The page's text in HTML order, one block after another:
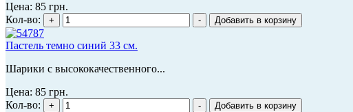
Цена: 85 грн.
Кол-во:
Пастель темно синий 33 см.
Шарики с высококачественного...
Цена: 85 грн.
Кол-во: